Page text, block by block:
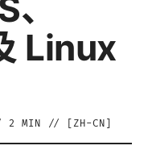
Linux
2 MIN // [ ZH-CN